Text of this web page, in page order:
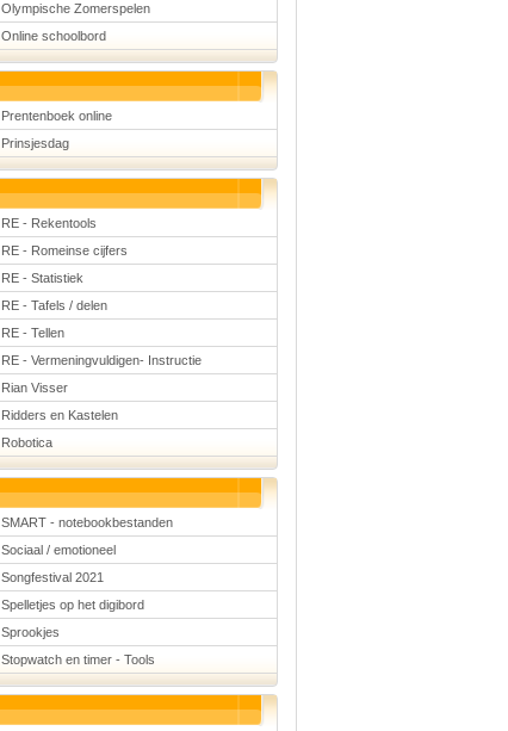
Olympische Zomerspelen
Online schoolbord
Prentenboek online
Prinsjesdag
RE - Rekentools
RE - Romeinse cijfers
RE - Statistiek
RE - Tafels / delen
RE - Tellen
RE - Vermeningvuldigen- Instructie
Rian Visser
Ridders en Kastelen
Robotica
SMART - notebookbestanden
Sociaal / emotioneel
Songfestival 2021
Spelletjes op het digibord
Sprookjes
Stopwatch en timer - Tools